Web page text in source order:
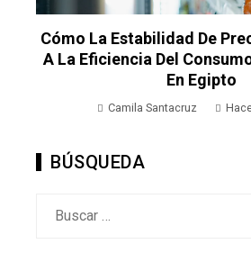
Cómo La Estabilidad De
A La Eficiencia Del
En Egipto
Camila Santacruz
BÚSQUEDA